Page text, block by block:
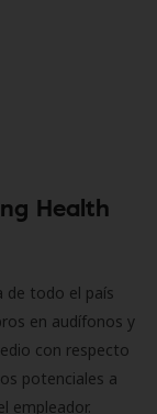
Health
de todo el país
en audífonos y
con respecto
potenciales a
empleador.